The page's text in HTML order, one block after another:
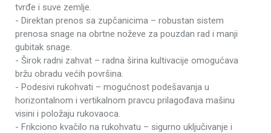
Težina pakovanja
Brend
Villager
Tip motora
Snaga motora
5.0 kW
Broj obrtaja
3600 rpm
Zapremina motora
212 cm³
Broj noževa - kultivatori
32 komada
tvrđe i suve zemlje.
- Direktan prenos sa zupčanicima – robustan sistem
prenosa snage na obrtne noževe za pouzdan rad i manji
gubitak snage.
- Širok radni zahvat – radna širina kultivacije omogućava
bržu obradu većih površina.
- Podesivi rukohvati – mogućnost podešavanja u
horizontalnom i vertikalnom pravcu prilagođava mašinu
visini i položaju rukovaoca.
- Frikciono kvačilo na rukohvatu – sigurno uključivanje i